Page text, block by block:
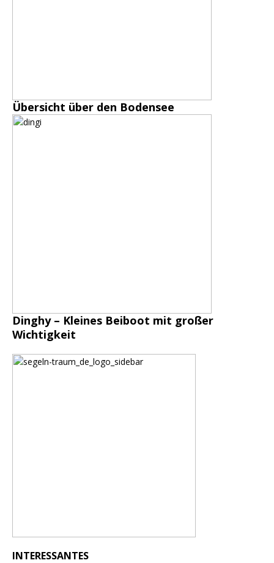
Übersicht über den Bodensee
Dinghy – Kleines Beiboot mit großer
Wichtigkeit
INTERESSANTES